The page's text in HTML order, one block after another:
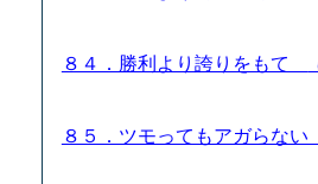
８４．勝利より誇りをもて
８５．ツモってもアガらない